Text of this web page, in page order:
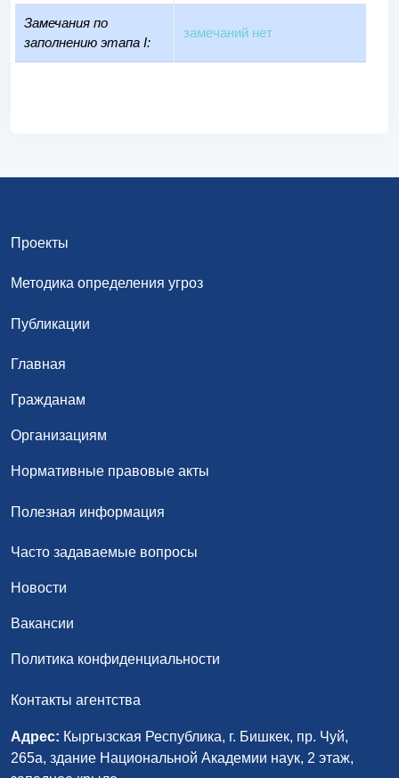
Замечания по
заполнению этапа I:
замечаний нет
Проекты
Методика определения угроз
Публикации
Главная
Гражданам
Организациям
Нормативные правовые акты
Полезная информация
Часто задаваемые вопросы
Новости
Вакансии
Политика конфиденциальности
Контакты агентства
Адрес: Кыргызская Республика, г. Бишкек, пр. Чуй,
265а, здание Национальной Академии наук, 2 этаж,